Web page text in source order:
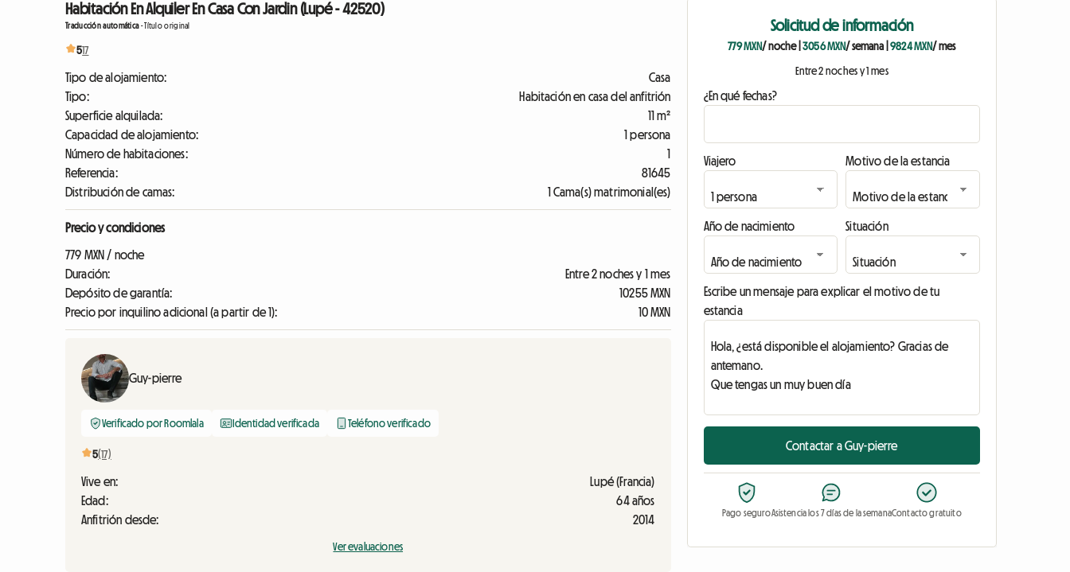
Habitación En Alquiler En Casa Con Jardin (Lupé - 42520)
Traducción automática-Título original
517
Tipo de alojamiento:
Casa
Tipo:
Habitación en casa del anfitrión
Superficie alquilada:
11 m²
Capacidad de alojamiento:
1 persona
Número de habitaciones:
1
Referencia:
81645
Distribución de camas:
1 Cama(s) matrimonial(es)
Precio y condiciones
779 MXN / noche
Duración:
Entre 2 noches y 1 mes
Depósito de garantía:
10255 MXN
Precio por inquilino adicional (a partir de 1):
10 MXN
Guy-pierre
Verificado por Roomlala Identidad verificada Teléfono verificado
5(17)
Vive en:
Lupé (Francia)
Edad:
64 años
Anfitrión desde:
2014
Ver evaluaciones
Solicitud de información
779 MXN/ noche|3056 MXN/ semana |9824 MXN/ mes
Entre 2 noches y 1 mes
¿En qué fechas?
Viajero Motivo de la estancia
Año de nacimiento Situación
Escribe un mensaje para explicar el motivo de tu
estancia
Contactar a Guy-pierre
Pago seguroAsistencia los 7 días de la semanaContacto gratuito